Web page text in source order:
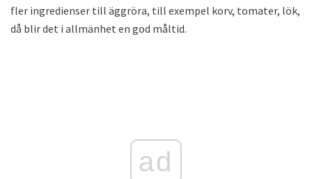
fler ingredienser till äggröra, till exempel korv, tomater, lök,
då blir det i allmänhet en god måltid.
ad